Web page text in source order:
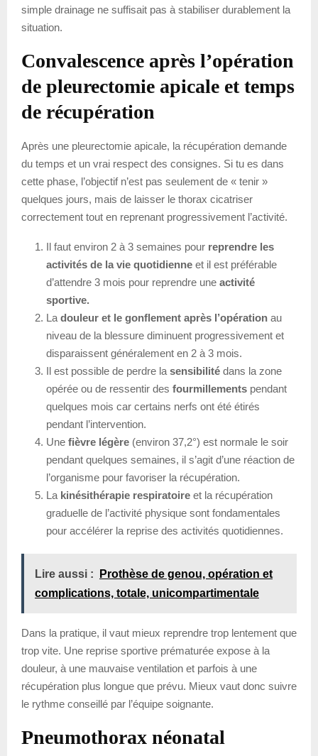
simple drainage ne suffisait pas à stabiliser durablement la
situation.
Convalescence après l’opération
de pleurectomie apicale et temps
de récupération
Après une pleurectomie apicale, la récupération demande
du temps et un vrai respect des consignes. Si tu es dans
cette phase, l’objectif n’est pas seulement de « tenir »
quelques jours, mais de laisser le thorax cicatriser
correctement tout en reprenant progressivement l’activité.
Il faut environ 2 à 3 semaines pour reprendre les
activités de la vie quotidienne et il est préférable
d’attendre 3 mois pour reprendre une activité
sportive.
La douleur et le gonflement après l’opération au
niveau de la blessure diminuent progressivement et
disparaissent généralement en 2 à 3 mois.
Il est possible de perdre la sensibilité dans la zone
opérée ou de ressentir des fourmillements pendant
quelques mois car certains nerfs ont été étirés
pendant l’intervention.
Une fièvre légère (environ 37,2°) est normale le soir
pendant quelques semaines, il s’agit d’une réaction de
l’organisme pour favoriser la récupération.
La kinésithérapie respiratoire et la récupération
graduelle de l’activité physique sont fondamentales
pour accélérer la reprise des activités quotidiennes.
Lire aussi :
Prothèse de genou, opération et
complications, totale, unicompartimentale
Dans la pratique, il vaut mieux reprendre trop lentement que
trop vite. Une reprise sportive prématurée expose à la
douleur, à une mauvaise ventilation et parfois à une
récupération plus longue que prévu. Mieux vaut donc suivre
le rythme conseillé par l’équipe soignante.
Pneumothorax néonatal